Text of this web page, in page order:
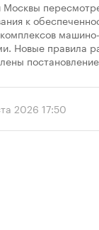
Москвы
к
машино-
Новые правила
2026 года.
определению
количества
2026 17:50